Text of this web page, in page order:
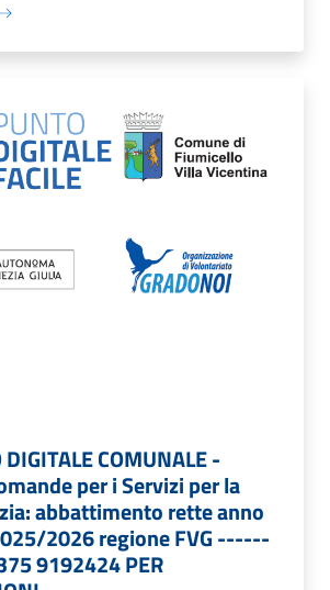
DIGITALE COMUNALE -
per i Servizi per la
abbattimento rette anno
2026 regione FVG ------
9192424 PER